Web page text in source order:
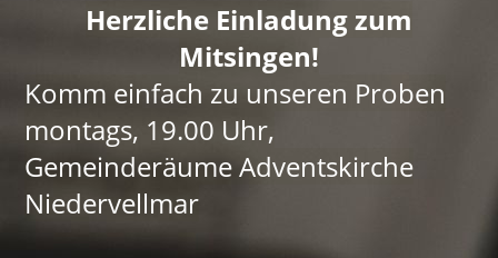
Herzliche Einladung zum
Mitsingen!
Komm einfach zu unseren Proben
montags, 19.00 Uhr,
Gemeinderäume Adventskirche
Niedervellmar